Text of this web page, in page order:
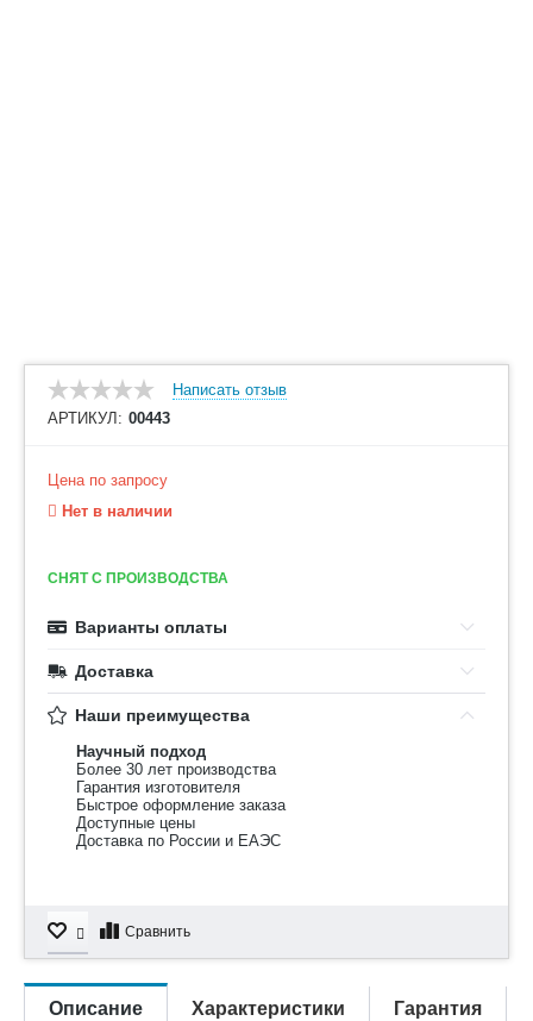
Написать отзыв
АРТИКУЛ: 00443
Цена по запросу
Нет в наличии
СНЯТ С ПРОИЗВОДСТВА
Варианты оплаты
Доставка
Наши преимущества
Научный подход
Более 30 лет производства
Гарантия изготовителя
Быстрое оформление заказа
Доступные цены
Доставка по России и ЕАЭС
Сравнить
Описание Характеристики Гарантия